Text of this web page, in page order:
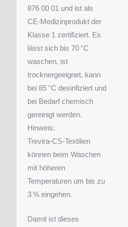
876 00 01 und ist als
CE‑Medizinprodukt der
Klasse 1 zertifiziert. Es
lässt sich bis 70 °C
waschen, ist
trocknergeeignet, kann
bei 85 °C desinfiziert und
bei Bedarf chemisch
gereinigt werden.
Hinweis:
Trevira‑CS‑Textilien
können beim Waschen
mit höheren
Temperaturen um bis zu
3 % eingehen.
Damit ist dieses